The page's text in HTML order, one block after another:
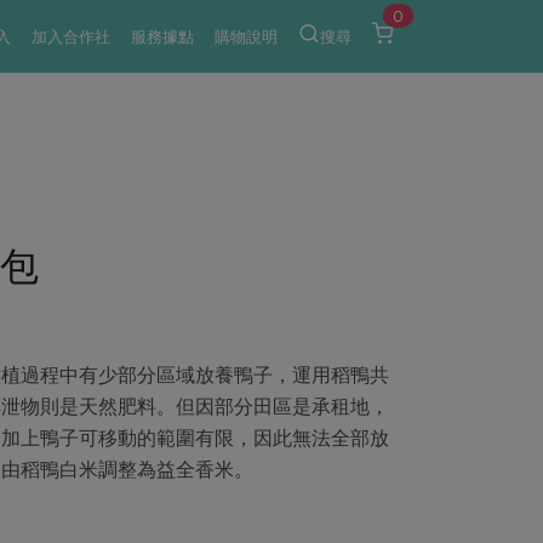
加入合作社 服務據點 購物說明 搜尋
0
過程中有少部分區域放養鴨子，運用稻鴨共
物則是天然肥料。但因部分田區是承租地，
上鴨子可移動的範圍有限，因此無法全部放
稻鴨白米調整為益全香米。